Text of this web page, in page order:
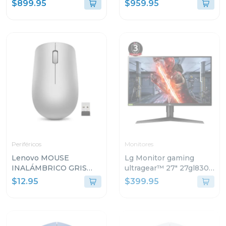
gris luna arp9 + mochila
$899.95
21DH00M8GJ
$959.95
Periféricos
Lenovo MOUSE
INALÁMBRICO GRIS
PLATINO L300 GY50Z1
$12.95
Monitores
Lg Monitor gaming
ultragear™ 27" 27gl830-
b qhd 144hz 3 años de
garantía
$399.95